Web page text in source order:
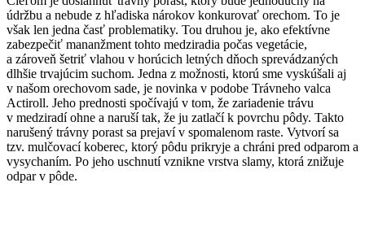
údržbu a nebude z hľadiska nárokov konkurovať orechom. To je
však len jedna časť problematiky. Tou druhou je, ako efektívne
zabezpečiť mananžment tohto medziradia počas vegetácie,
a zároveň šetriť vlahou v horúcich letných dňoch sprevádzaných
dlhšie trvajúcim suchom. Jedna z možnosti, ktorú sme vyskúšali aj
v našom orechovom sade, je novinka v podobe Trávneho valca
Actiroll. Jeho prednosti spočívajú v tom, že zariadenie trávu
v medziradí ohne a naruší tak, že ju zatlačí k povrchu pôdy. Takto
narušený trávny porast sa prejaví v spomalenom raste. Vytvorí sa
tzv. mulčovací koberec, ktorý pôdu prikryje a chráni pred odparom a
vysychaním. Po jeho uschnutí vznikne vrstva slamy, ktorá znižuje
odpar v pôde.